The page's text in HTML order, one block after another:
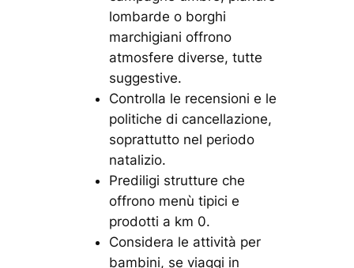
lombarde o borghi
marchigiani offrono
atmosfere diverse, tutte
suggestive.
Controlla le recensioni e le
politiche di cancellazione,
soprattutto nel periodo
natalizio.
Prediligi strutture che
offrono menù tipici e
prodotti a km 0.
Considera le attività per
bambini, se viaggi in